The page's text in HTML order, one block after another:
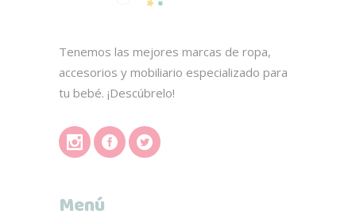
Tenemos las mejores marcas de ropa,
accesorios y mobiliario especializado para
tu bebé. ¡Descúbrelo!
Menú